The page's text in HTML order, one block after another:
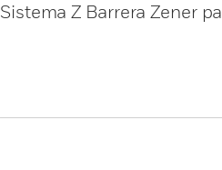
Sistema Z Barrera Zener